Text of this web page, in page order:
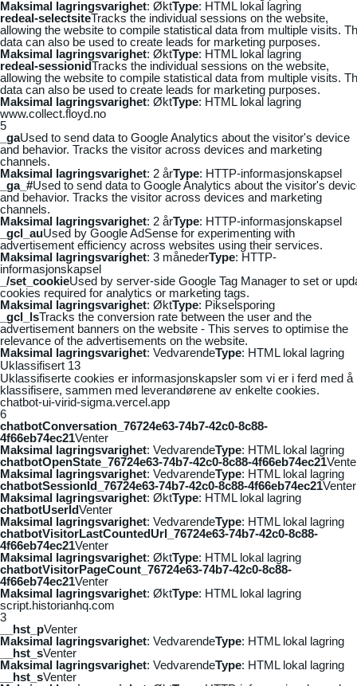
Maksimal lagringsvarighet: ØktType: HTML lokal lagring
redeal-selectsiteTracks the individual sessions on the website,
allowing the website to compile statistical data from multiple visits.
data can also be used to create leads for marketing purposes.
Maksimal lagringsvarighet: ØktType: HTML lokal lagring
redeal-sessionidTracks the individual sessions on the website,
allowing the website to compile statistical data from multiple visits.
data can also be used to create leads for marketing purposes.
Maksimal lagringsvarighet: ØktType: HTML lokal lagring
www.collect.floyd.no
5
_gaUsed to send data to Google Analytics about the visitor's device
and behavior. Tracks the visitor across devices and marketing
channels.
Maksimal lagringsvarighet: 2 årType: HTTP-informasjonskapsel
_ga_#Used to send data to Google Analytics about the visitor's
and behavior. Tracks the visitor across devices and marketing
channels.
Maksimal lagringsvarighet: 2 årType: HTTP-informasjonskapsel
_gcl_auUsed by Google AdSense for experimenting with
advertisement efficiency across websites using their services.
Maksimal lagringsvarighet: 3 månederType: HTTP-
informasjonskapsel
_/set_cookieUsed by server-side Google Tag Manager to set or
cookies required for analytics or marketing tags.
Maksimal lagringsvarighet: ØktType: Pikselsporing
_gcl_lsTracks the conversion rate between the user and the
advertisement banners on the website - This serves to optimise the
relevance of the advertisements on the website.
Maksimal lagringsvarighet: VedvarendeType: HTML lokal lagring
Uklassifisert 13
Uklassifiserte cookies er informasjonskapsler som vi er i ferd med å
klassifisere, sammen med leverandørene av enkelte cookies.
chatbot-ui-virid-sigma.vercel.app
6
chatbotConversation_76724e63-74b7-42c0-8c88-
4f66eb74ec21Venter
Maksimal lagringsvarighet: VedvarendeType: HTML lokal lagring
chatbotOpenState_76724e63-74b7-42c0-8c88-4f66eb74ec21
Maksimal lagringsvarighet: VedvarendeType: HTML lokal lagring
chatbotSessionId_76724e63-74b7-42c0-8c88-4f66eb74ec21Venter
Maksimal lagringsvarighet: ØktType: HTML lokal lagring
chatbotUserIdVenter
Maksimal lagringsvarighet: VedvarendeType: HTML lokal lagring
chatbotVisitorLastCountedUrl_76724e63-74b7-42c0-8c88-
4f66eb74ec21Venter
Maksimal lagringsvarighet: ØktType: HTML lokal lagring
chatbotVisitorPageCount_76724e63-74b7-42c0-8c88-
4f66eb74ec21Venter
Maksimal lagringsvarighet: ØktType: HTML lokal lagring
script.historianhq.com
3
__hst_pVenter
Maksimal lagringsvarighet: VedvarendeType: HTML lokal lagring
__hst_sVenter
Maksimal lagringsvarighet: VedvarendeType: HTML lokal lagring
__hst_sVenter